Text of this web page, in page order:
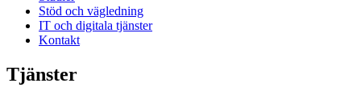
Stöd och vägledning
IT och digitala tjänster
Kontakt
Tjänster